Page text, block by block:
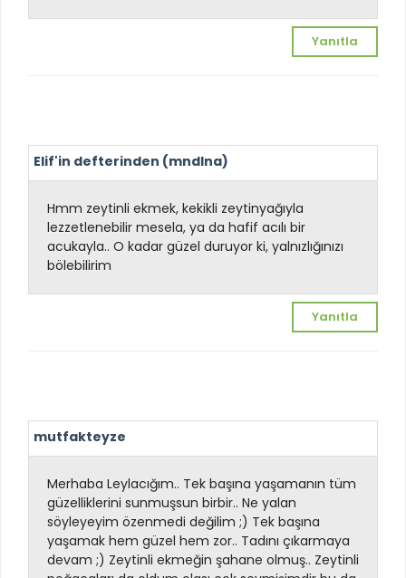
Yanıtla
Elif'in defterinden (mndlna)
Hmm zeytinli ekmek, kekikli zeytinyağıyla
lezzetlenebilir mesela, ya da hafif acılı bir
acukayla.. O kadar güzel duruyor ki, yalnızlığınızı
bölebilirim
Yanıtla
mutfakteyze
Merhaba Leylacığım.. Tek başına yaşamanın tüm
güzelliklerini sunmuşsun birbir.. Ne yalan
söyleyeyim özenmedi değilim ;) Tek başına
yaşamak hem güzel hem zor.. Tadını çıkarmaya
devam ;) Zeytinli ekmeğin şahane olmuş.. Zeytinli